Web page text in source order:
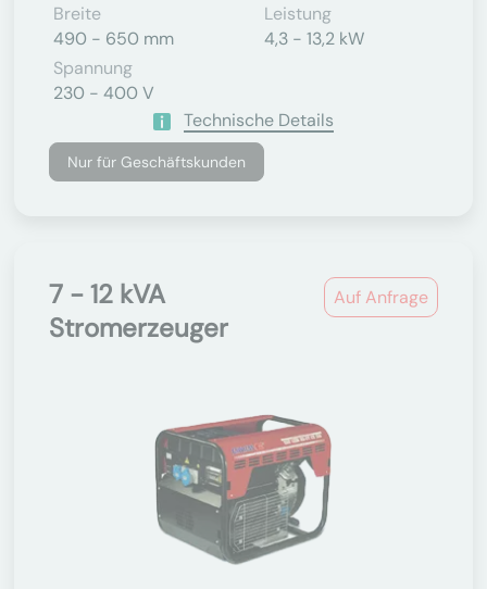
Breite
490 - 650 mm
Leistung
4,3 - 13,2 kW
Spannung
230 - 400 V
Technische Details
Nur für Geschäftskunden
Auf Anfrage
7 - 12 kVA
Stromerzeuger